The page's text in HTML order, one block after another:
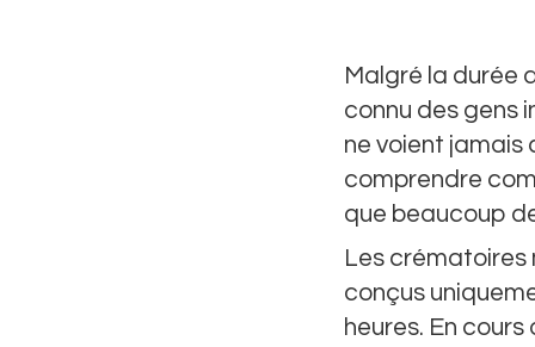
Malgré la durée
connu des gens
ne voient jamais
comprendre
que beaucoup
Les crématoires
conçus
heures. En